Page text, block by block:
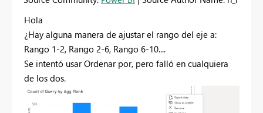
Hola
¿Hay alguna manera de ajustar el rango del eje a:
Rango 1-2, Rango 2-6, Rango 6-10....
Se intentó usar Ordenar por, pero falló en cualquiera
de los dos.